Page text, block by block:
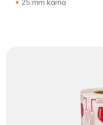
25 mm kärna